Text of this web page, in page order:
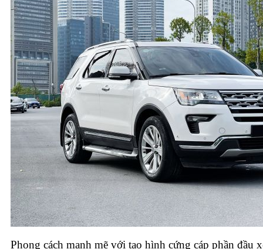
Phong cách mạnh mẽ với tạo hình cứng cáp phần đầu